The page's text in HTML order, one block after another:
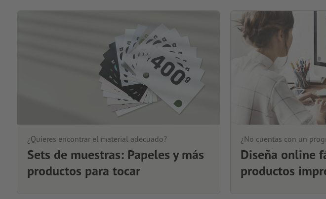
¿Quieres encontrar el material adecuado?
Sets de muestras: Papeles y más
productos para tocar
¿No cuentas con un
Diseña online
productos